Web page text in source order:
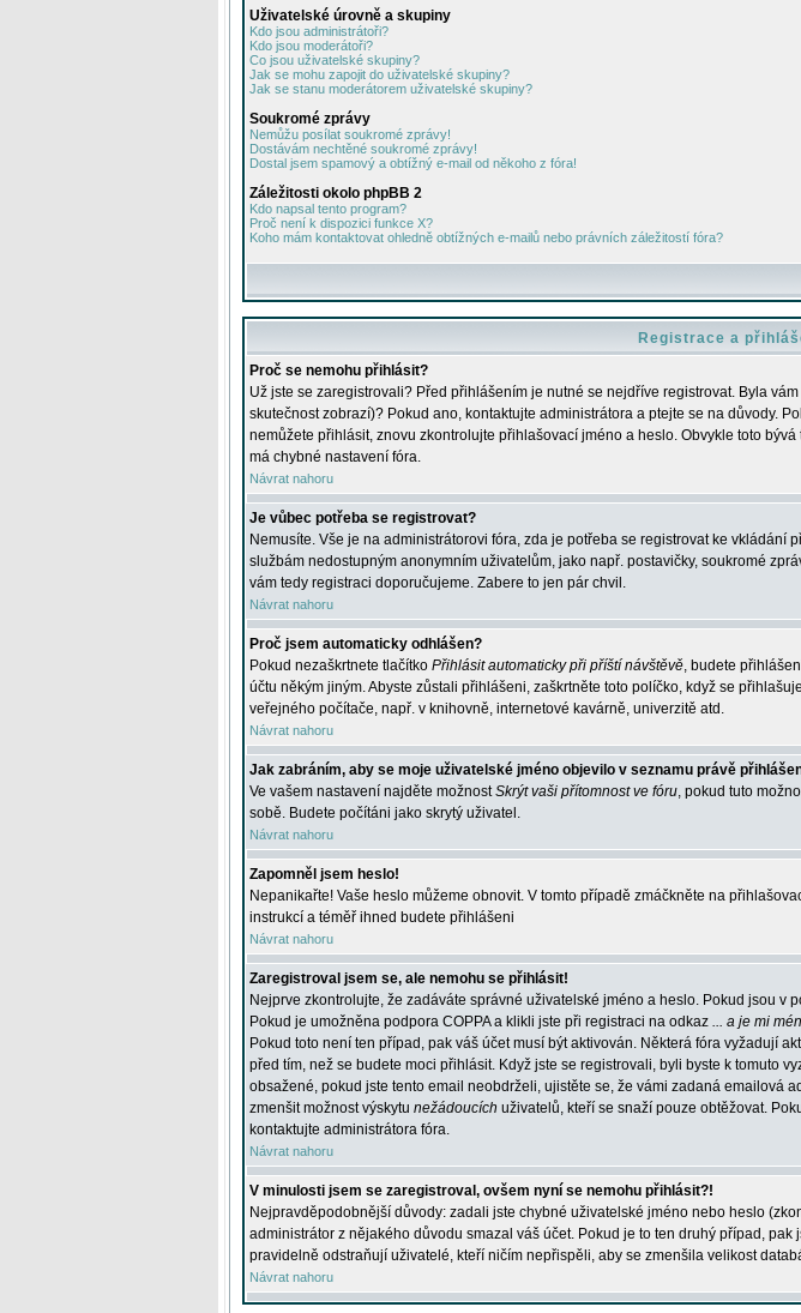
Uživatelské úrovně a skupiny
Kdo jsou administrátoři?
Kdo jsou moderátoři?
Co jsou uživatelské skupiny?
Jak se mohu zapojit do uživatelské skupiny?
Jak se stanu moderátorem uživatelské skupiny?
Soukromé zprávy
Nemůžu posílat soukromé zprávy!
Dostávám nechtěné soukromé zprávy!
Dostal jsem spamový a obtížný e-mail od někoho z fóra!
Záležitosti okolo phpBB 2
Kdo napsal tento program?
Proč není k dispozici funkce X?
Koho mám kontaktovat ohledně obtížných e-mailů nebo právních záležitostí fóra?
Registrace a
Proč se nemohu přihlásit?
Už jste se zaregistrovali? Před přihlášením je nutné se nejdříve registrovat. Byla
skutečnost zobrazí)? Pokud ano, kontaktujte administrátora a ptejte se na důvody.
nemůžete přihlásit, znovu zkontrolujte přihlašovací jméno a heslo. Obvykle toto
má chybné nastavení fóra.
Návrat nahoru
Je vůbec potřeba se registrovat?
Nemusíte. Vše je na administrátorovi fóra, zda je potřeba se registrovat ke vkládání
službám nedostupným anonymním uživatelům, jako např. postavičky, soukromé
vám tedy registraci doporučujeme. Zabere to jen pár chvil.
Návrat nahoru
Proč jsem automaticky odhlášen?
Pokud nezaškrtnete tlačítko Přihlásit automaticky při příští návštěvě, budete
účtu někým jiným. Abyste zůstali přihlášeni, zaškrtněte toto políčko, když se
veřejného počítače, např. v knihovně, internetové kavárně, univerzitě atd.
Návrat nahoru
Jak zabráním, aby se moje uživatelské jméno objevilo v seznamu právě
Ve vašem nastavení najděte možnostSkrýt vaši přítomnost ve fóru, pokud tuto
sobě. Budete počítáni jako skrytý uživatel.
Návrat nahoru
Zapomněl jsem heslo!
Nepanikařte! Vaše heslo můžeme obnovit. V tomto případě zmáčkněte na
instrukcí a téměř ihned budete přihlášeni
Návrat nahoru
Zaregistroval jsem se, ale nemohu se přihlásit!
Nejprve zkontrolujte, že zadáváte správné uživatelské jméno a heslo. Pokud jsou
Pokud je umožněna podpora COPPA a klikli jste při registraci na odkaz ... a je mi
Pokud toto není ten případ, pak váš účet musí být aktivován. Některá fóra vyžadují
před tím, než se budete moci přihlásit. Když jste se registrovali, byli byste k tomuto
obsažené, pokud jste tento email neobdrželi, ujistěte se, že vámi zadaná emailová
zmenšit možnost výskytu nežádoucích uživatelů, kteří se snaží pouze obtěžovat.
kontaktujte administrátora fóra.
Návrat nahoru
V minulosti jsem se zaregistroval, ovšem nyní se nemohu přihlásit?!
Nejpravděpodobnější důvody: zadali jste chybné uživatelské jméno nebo heslo
administrátor z nějakého důvodu smazal váš účet. Pokud je to ten druhý případ,
pravidelně odstraňují uživatelé, kteří ničím nepřispěli, aby se zmenšila velikost
Návrat nahoru